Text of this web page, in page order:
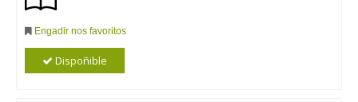
Engadir nos favoritos
Dispoñible